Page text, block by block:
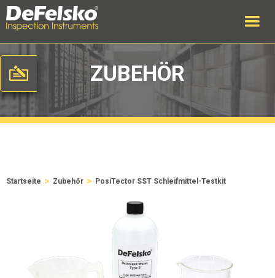
ZUBEHÖR
Startseite > Zubehör > PosiTector SST Schleifmittel-Testkit